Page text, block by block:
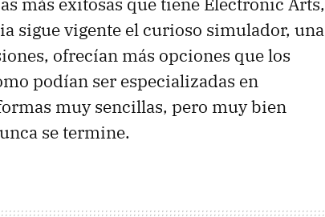
sigue vigente el curioso simulador, una
ofrecían más opciones que los
podían ser especializadas en
muy sencillas, pero muy bien
se termine.